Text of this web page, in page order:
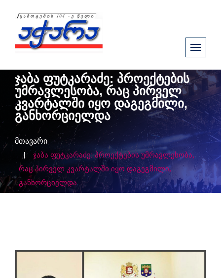
ჯაბა ფუტკარაძე: პროექტების
უმრავლესობა, რაც პირველ
კვარტალში იყო დაგეგმილი,
განხორციელდა
მთავარი
ჯაბა ფუტკარაძე: პროექტების უმრავლესობა,
რაც პირველ კვარტალში იყო დაგეგმილი,
განხორციელდა